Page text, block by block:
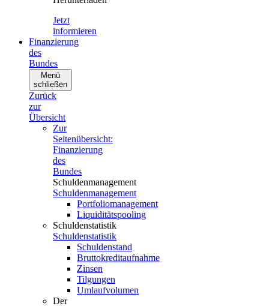
Jetzt
informieren
Finanzierung
des
Bundes
Menü
schließen
Zurück
zur
Übersicht
Zur
Seitenübersicht:
Finanzierung
des
Bundes
Schuldenmanagement
Schuldenmanagement
Portfoliomanagement
Liquiditätspooling
Schuldenstatistik
Schuldenstatistik
Schuldenstand
Bruttokreditaufnahme
Zinsen
Tilgungen
Umlaufvolumen
Der